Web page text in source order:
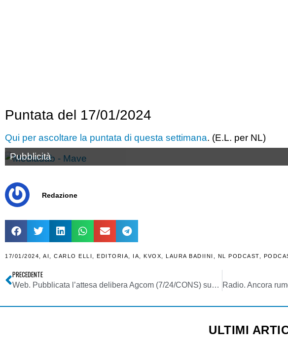
Puntata del 17/01/2024
Qui per ascoltare la puntata di questa settimana. (E.L. per NL)
Pubblicità
Redazione
17/01/2024 AI CARLO ELLI EDITORIA IA KVOX LAURA BADIINI NL PODCAST
PRECEDENTE
Web. Pubblicata l’attesa delibera Agcom (7/24/CONS) sugli influencer: ora si gioca ad armi pari con i fornitori di servizi di media a/v
ULTIMI